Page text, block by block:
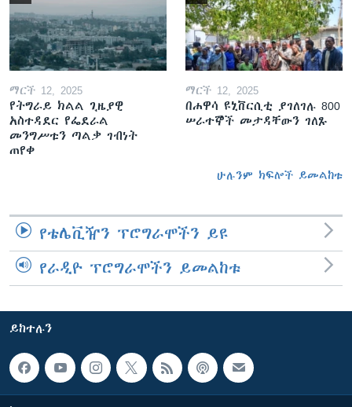
ማርች 12, 2025
የትግራይ ክልል ጊዜያዊ
አስተዳደር የፌደራል
መንግሥቱን ጣልቃ ገብነት
ጠየቀ
ማርች 12, 2025
በሐዋሳ ዩኒቨርሲቲ ያገለገሉ 800
ሠራተኞች መታዳቸውን ገለጹ
ሁሉንም ክፍሎች ይመልከቱ
የቴሌቪዥን ፕሮግራሞችን ይዩ
የራዲዮ ፕሮግራሞችን ይመልከቱ
ይከተሉን